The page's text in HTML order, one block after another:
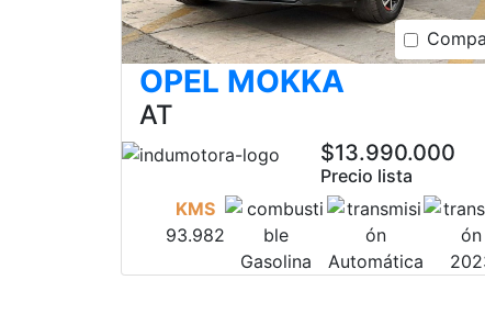
OPEL MOKKA
AT
$13.990.000
Precio lista
KMS
93.982
Gasolina
Automática